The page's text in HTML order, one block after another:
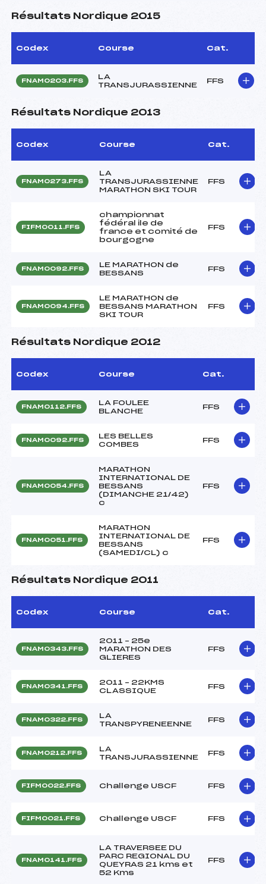
Résultats Nordique 2015
Codex Course Cat.
FNAM0203.FFS
LA
TRANSJURASSIENNE
FFS
Résultats Nordique 2013
Codex Course Cat.
FNAM0273.FFS
LA
TRANSJURASSIENNE
MARATHON SKI TOUR
FFS
FIFM0011.FFS
championnat
fédéral ile de
france et comité de
bourgogne
FFS
FNAM0092.FFS
LE MARATHON de
BESSANS
FFS
FNAM0094.FFS
LE MARATHON de
BESSANS MARATHON
SKI TOUR
FFS
Résultats Nordique 2012
Codex Course Cat.
FNAM0112.FFS
LA FOULEE
BLANCHE
FFS
FNAM0092.FFS
LES BELLES
COMBES
FFS
FNAM0054.FFS
MARATHON
INTERNATIONAL DE
BESSANS
(DIMANCHE 21/42)
c
FFS
FNAM0051.FFS
MARATHON
INTERNATIONAL DE
BESSANS
(SAMEDI/CL) c
FFS
Résultats Nordique 2011
Codex Course Cat.
FNAM0343.FFS
2011 – 25e
MARATHON DES
GLIERES
FFS
FNAM0341.FFS
2011 – 22KMS
CLASSIQUE
FFS
FNAM0322.FFS
LA
TRANSPYRENEENNE
FFS
FNAM0212.FFS
LA
TRANSJURASSIENNE
FFS
FIFM0022.FFS Challenge USCF FFS
FIFM0021.FFS Challenge USCF FFS
FNAM0141.FFS
LA TRAVERSEE DU
PARC REGIONAL DU
QUEYRAS 21 kms et
52 Kms
FFS